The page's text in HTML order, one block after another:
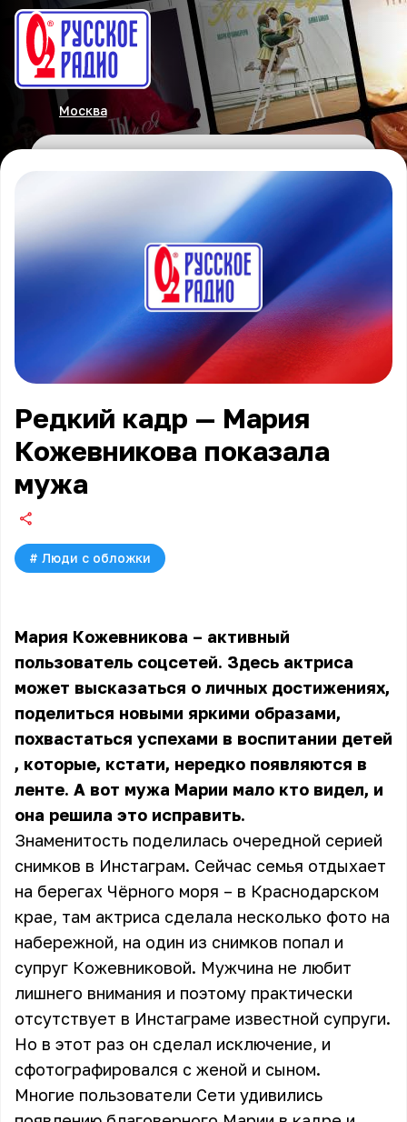
Москва
Редкий кадр — Мария
Кожевникова показала
мужа
# Люди с обложки
Мария Кожевникова – активный
пользователь соцсетей. Здесь актриса
может высказаться о личных достижениях,
поделиться новыми яркими образами,
похвастаться успехами в воспитании детей
, которые, кстати, нередко появляются в
ленте. А вот мужа Марии мало кто видел, и
она решила это исправить.
Знаменитость поделилась очередной серией
снимков в Инстаграм. Сейчас семья отдыхает
на берегах Чёрного моря – в Краснодарском
крае, там актриса сделала несколько фото на
набережной, на один из снимков попал и
супруг Кожевниковой. Мужчина не любит
лишнего внимания и поэтому практически
отсутствует в Инстаграме известной супруги.
Но в этот раз он сделал исключение, и
сфотографировался с женой и сыном.
Многие пользователи Сети удивились